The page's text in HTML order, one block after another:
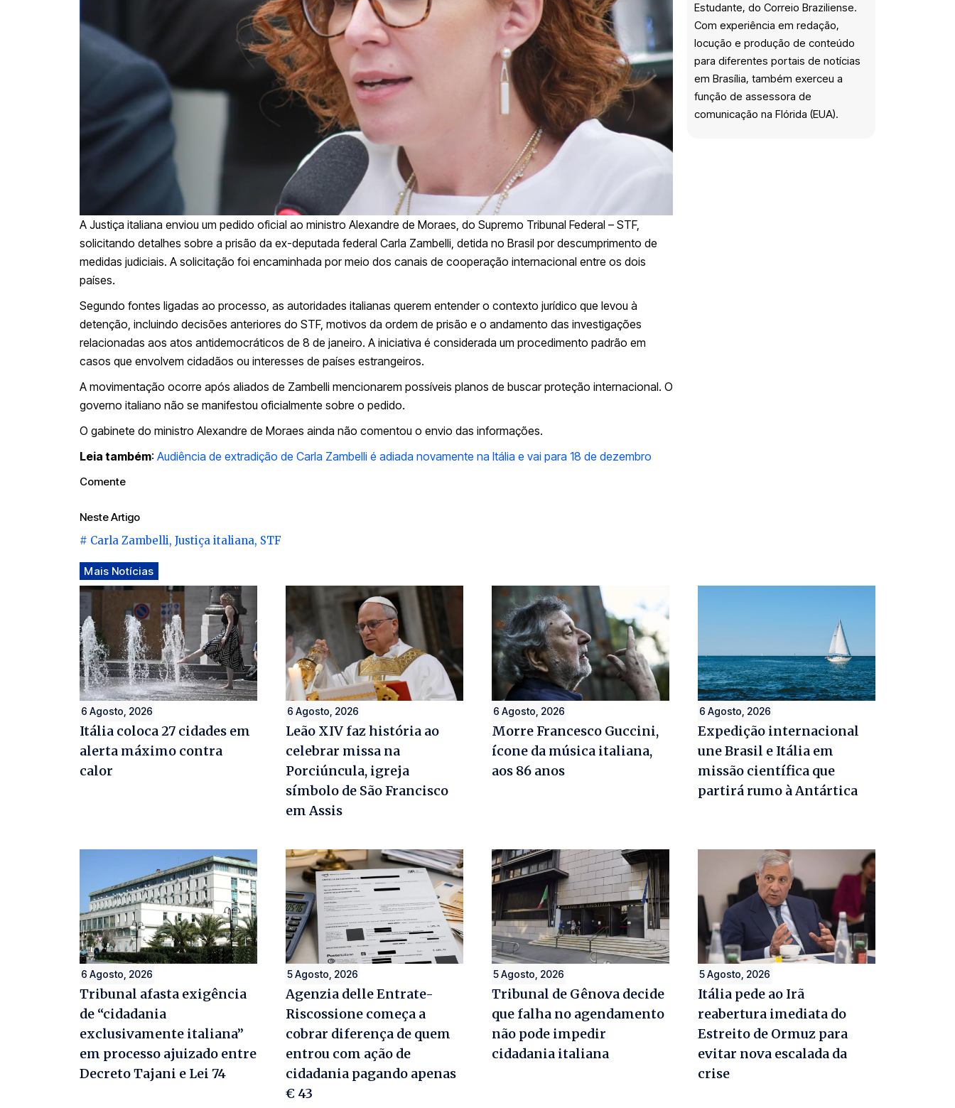
A Justiça italiana enviou um pedido oficial ao ministro Alexandre de Moraes, do Supremo Tribunal Federal – STF,
solicitando detalhes sobre a prisão da ex-deputada federal Carla Zambelli, detida no Brasil por descumprimento de
medidas judiciais. A solicitação foi encaminhada por meio dos canais de cooperação internacional entre os dois
países.
Segundo fontes ligadas ao processo, as autoridades italianas querem entender o contexto jurídico que levou à
detenção, incluindo decisões anteriores do STF, motivos da ordem de prisão e o andamento das investigações
relacionadas aos atos antidemocráticos de 8 de janeiro. A iniciativa é considerada um procedimento padrão em
casos que envolvem cidadãos ou interesses de países estrangeiros.
A movimentação ocorre após aliados de Zambelli mencionarem possíveis planos de buscar proteção internacional. O
governo italiano não se manifestou oficialmente sobre o pedido.
O gabinete do ministro Alexandre de Moraes ainda não comentou o envio das informações.
Leia também: Audiência de extradição de Carla Zambelli é adiada novamente na Itália e vai para 18 de dezembro
Comente
Neste Artigo
# Carla Zambelli, Justiça italiana, STF
Estudante, do Correio Braziliense.
Com experiência em redação,
locução e produção de conteúdo
para diferentes portais de notícias
em Brasília, também exerceu a
função de assessora de
comunicação na Flórida (EUA).
Mais Notícias
6 Agosto, 2026
Itália coloca 27 cidades em
alerta máximo contra
calor
6 Agosto, 2026
Leão XIV faz história ao
celebrar missa na
Porciúncula, igreja
símbolo de São Francisco
em Assis
6 Agosto, 2026
Morre Francesco Guccini,
ícone da música italiana,
aos 86 anos
6 Agosto, 2026
Expedição internacional
une Brasil e Itália em
missão científica que
partirá rumo à Antártica
6 Agosto, 2026
Tribunal afasta exigência
de “cidadania
exclusivamente italiana”
em processo ajuizado entre
Decreto Tajani e Lei 74
5 Agosto, 2026
Agenzia delle Entrate-
Riscossione começa a
cobrar diferença de quem
entrou com ação de
cidadania pagando apenas
€ 43
5 Agosto, 2026
Tribunal de Gênova decide
que falha no agendamento
não pode impedir
cidadania italiana
5 Agosto, 2026
Itália pede ao Irã
reabertura imediata do
Estreito de Ormuz para
evitar nova escalada da
crise